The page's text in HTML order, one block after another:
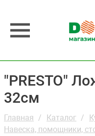
"PRESTO"
32см
Главная Каталог
Навеска, помощники,